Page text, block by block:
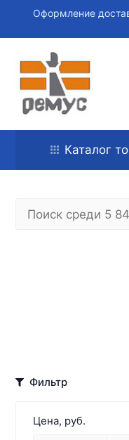
Оформление
Каталог
Фильтр
Цена, руб.